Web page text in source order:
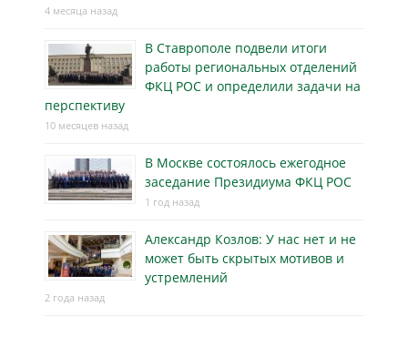
4 месяца назад
В Ставрополе подвели итоги
работы региональных отделений
ФКЦ РОС и определили задачи на
перспективу
10 месяцев назад
В Москве состоялось ежегодное
заседание Президиума ФКЦ РОС
1 год назад
Александр Козлов: У нас нет и не
может быть скрытых мотивов и
устремлений
2 года назад